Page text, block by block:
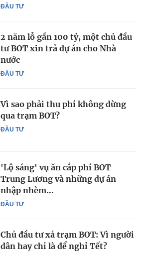
ĐẦU TƯ
ĐẦU TƯ
2 năm lỗ gần 100 tỷ, một chủ đầu
tư BOT xin trả dự án cho Nhà
nước
ĐẦU TƯ
Vì sao phải thu phí không dừng
qua trạm BOT?
ĐẦU TƯ
'Lộ sáng' vụ ăn cắp phí BOT
Trung Lương và những dự án
nhập nhèm...
Chủ đầu tư xả trạm BOT: Vì người
dân hay chỉ là để nghỉ Tết?